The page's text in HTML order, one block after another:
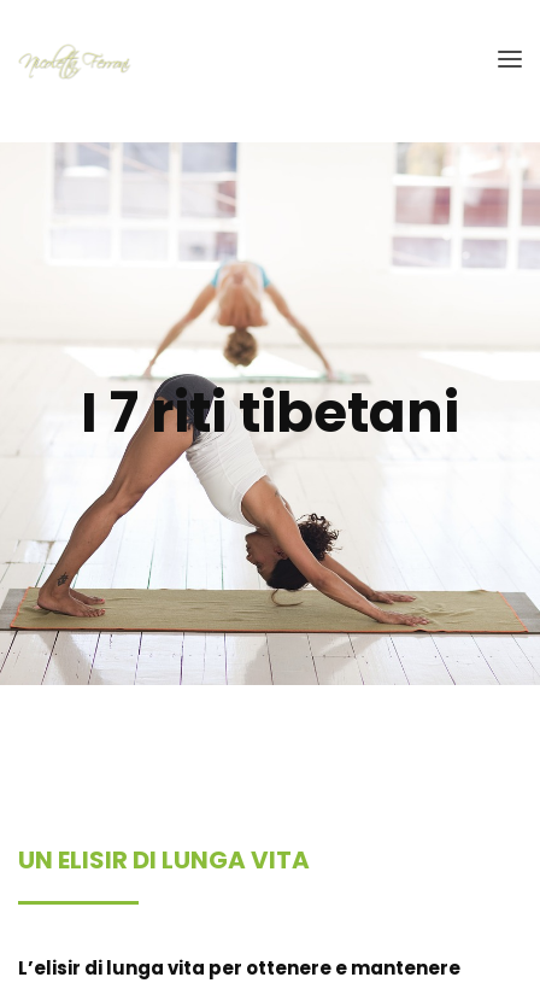
I 7 riti tibetani
UN ELISIR DI LUNGA VITA
L’elisir di lunga vita per ottenere e mantenere